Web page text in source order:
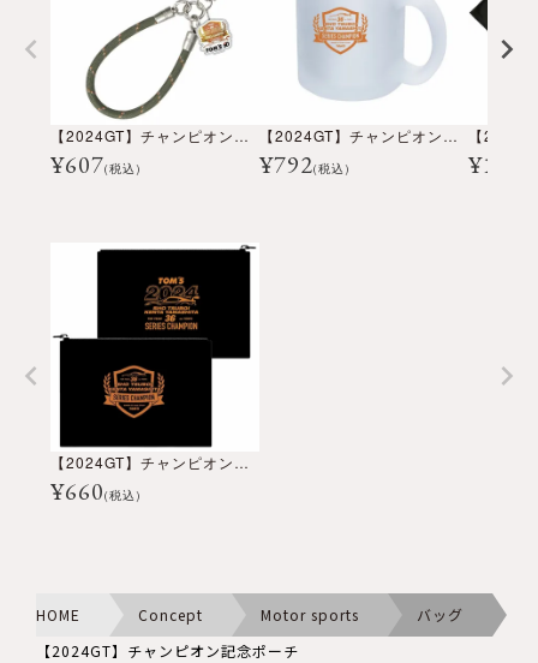
【2024GT】チャンピオン記念ハンドストラップ
¥607(税込)
【2024GT】チャンピオン記念フロストマグカップ
¥792(税込) ¥
【2024GT】チャンピオン記念ポーチ
¥660(税込)
HOME Concept Motor sports
バッグ
【2024GT】チャンピオン記念ポーチ